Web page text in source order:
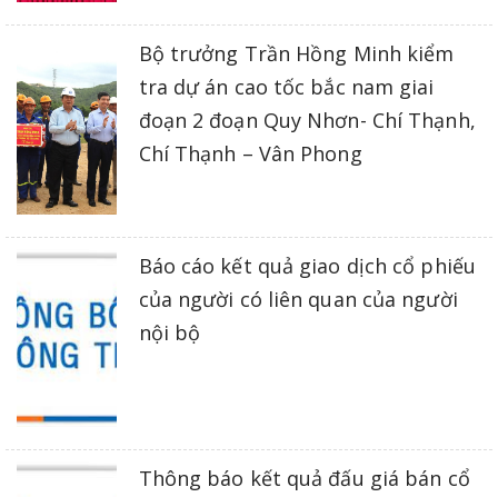
Bộ trưởng Trần Hồng Minh kiểm
tra dự án cao tốc bắc nam giai
đoạn 2 đoạn Quy Nhơn- Chí Thạnh,
Chí Thạnh – Vân Phong
Báo cáo kết quả giao dịch cổ phiếu
của người có liên quan của người
nội bộ
Thông báo kết quả đấu giá bán cổ